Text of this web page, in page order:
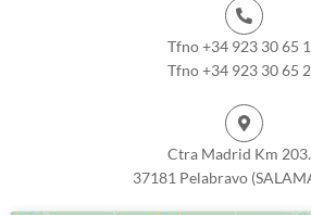
Tfno +34 923 30 65
Tfno +34 923 30 65
Ctra Madrid Km
37181 Pelabravo